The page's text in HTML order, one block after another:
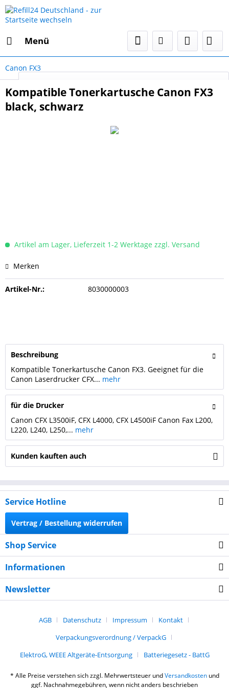
Menü
Canon FX3
Kompatible Tonerkartusche Canon FX3
black, schwarz
Artikel am Lager, Lieferzeit 1-2 Werktage zzgl. Versand
Merken
Artikel-Nr.: 8030000003
Beschreibung
Kompatible Tonerkartusche Canon FX3. Geeignet für die
Canon Laserdrucker CFX... mehr
für die Drucker
Canon CFX L3500iF, CFX L4000, CFX L4500iF Canon Fax L200,
L220, L240, L250,... mehr
Kunden kauften auch
Service Hotline
Vertrag / Bestellung widerrufen
Shop Service
Informationen
Newsletter
AGB Datenschutz Impressum
Kontakt
Verpackungsverordnung / VerpackG
ElektroG, WEEE Altgeräte-Entsorgung
Batteriegesetz - BattG
* Alle Preise verstehen sich zzgl. Mehrwertsteuer undVersandkostenund
ggf. Nachnahmegebühren, wenn nicht anders beschrieben